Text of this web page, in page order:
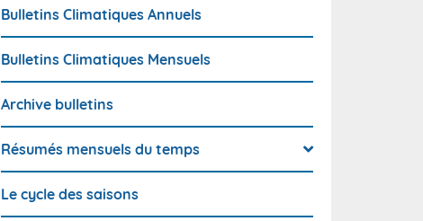
Bulletins Climatiques Annuels
Bulletins Climatiques Mensuels
Archive bulletins
Résumés mensuels du temps
Le cycle des saisons